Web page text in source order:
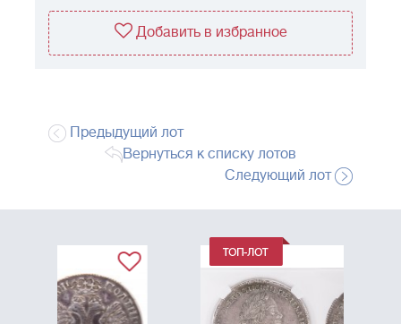
Добавить в избранное
Предыдущий лот
Вернуться к списку лотов
Следующий лот